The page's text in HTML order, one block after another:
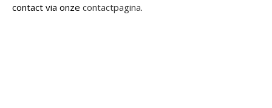
contact via onze contactpagina.